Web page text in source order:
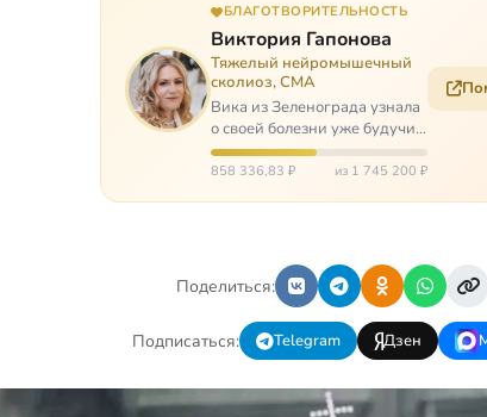
БЛАГОТВОРИТЕЛЬНОСТЬ
Виктория Гапонова
Тяжелый нейромышечный
сколиоз, СМА
Вика из Зеленограда узнала
о своей болезни уже будучи в
сознательном возрасте. Ей
пришлось привыкать к
858 336,83 ₽ из 1 745 200 ₽
Поделиться:
Подписаться: Telegram Дзен